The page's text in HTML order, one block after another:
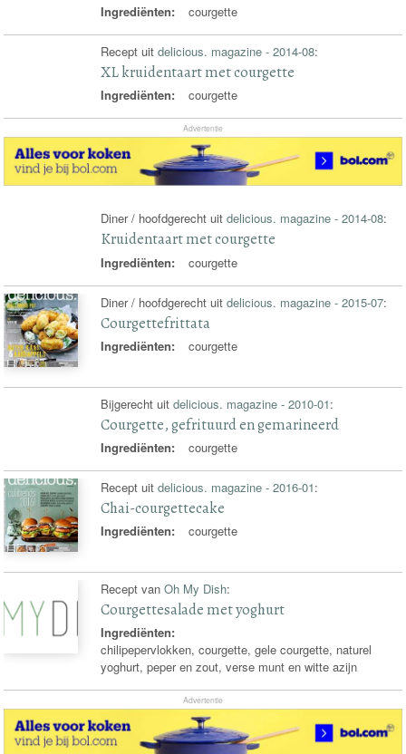
Ingrediënten: courgette
Recept uitdelicious. magazine - 2014-08:
XL kruidentaart met courgette
Ingrediënten: courgette
Advertentie
Diner / hoofdgerecht uitdelicious. magazine - 2014-08:
Kruidentaart met courgette
Ingrediënten: courgette
Diner / hoofdgerecht uitdelicious. magazine - 2015-07:
Courgettefrittata
Ingrediënten: courgette
Bijgerecht uitdelicious. magazine - 2010-01:
Courgette, gefrituurd en gemarineerd
Ingrediënten: courgette
Recept uitdelicious. magazine - 2016-01:
Chai-courgettecake
Ingrediënten: courgette
Recept vanOh My Dish:
Courgettesalade met yoghurt
Ingrediënten:
chilipepervlokken, courgette, gele courgette, naturel
yoghurt, peper en zout, verse munt en witte azijn
Advertentie